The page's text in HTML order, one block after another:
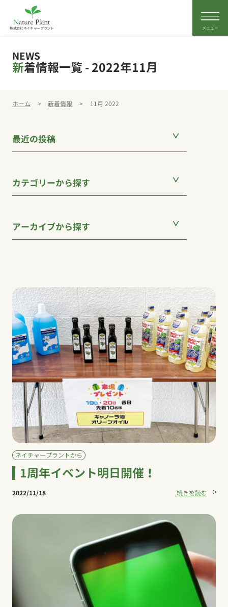
株式会社ネイチャープラント
NEWS
新着情報一覧 - 2022年11月
ホーム > 新着情報 > 11月 2022
ネイチャープラントから
1周年イベント明日開催！
2022/11/18 続きを読む
最近の投稿
カテゴリーから探す
アーカイブから探す